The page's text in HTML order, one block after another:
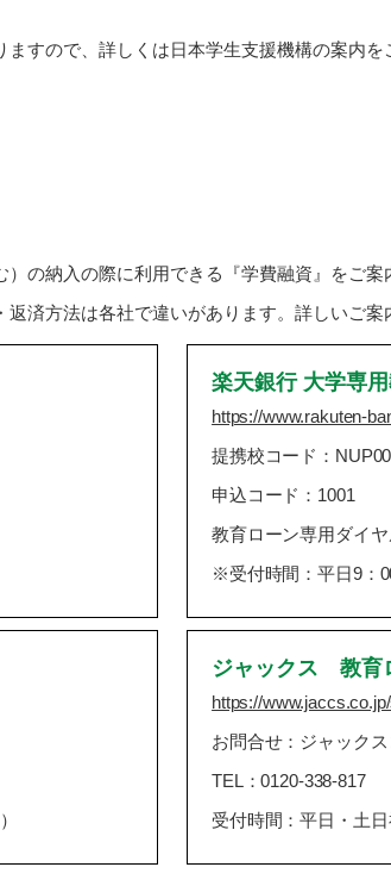
すので、詳しくは日本学生支援機構の案内を
の納入の際に利用できる『学費融資』をご案
済方法は各社で違いがあります。詳しいご案
楽天銀行 大学専
https://www.rakuten-
提携校コード：
申込コード：1001
教育ローン専用ダイ
※受付時間：平日9：
ジャックス 教育
https://
お問合せ：ジャック
TEL：0120-338-817
受付時間：平日・土